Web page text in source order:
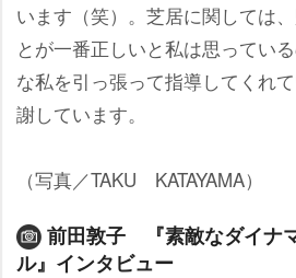
います（笑）。芝居に関しては
とが一番正しいと私は思ってい
な私を引っ張って指導してくれ
謝しています。
（写真／TAKU KATAYAMA）
前田敦子 『素敵なダイナ
ル』インタビュー